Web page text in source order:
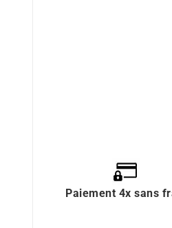
Paiement 4x sans